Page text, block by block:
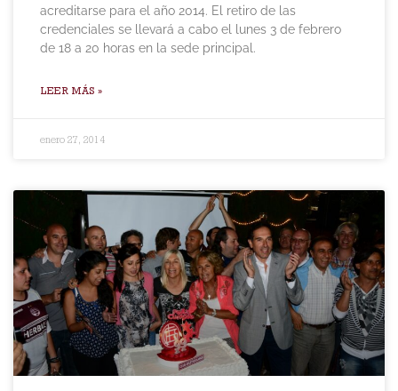
acreditarse para el año 2014. El retiro de las
credenciales se llevará a cabo el lunes 3 de febrero
de 18 a 20 horas en la sede principal.
LEER MÁS »
enero 27, 2014